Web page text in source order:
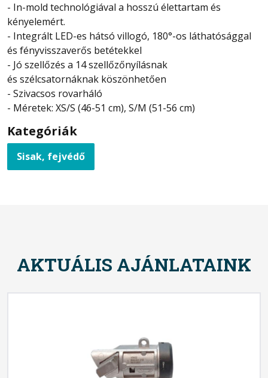
- In-mold technológiával a hosszú élettartam és
kényelemért.
- Integrált LED-es hátsó villogó, 180°-os láthatósággal
és fényvisszaverős betétekkel
- Jó szellőzés a 14 szellőzőnyílásnak
és szélcsatornáknak köszönhetően
- Szivacsos rovarháló
- Méretek: XS/S (46-51 cm), S/M (51-56 cm)
Kategóriák
Sisak, fejvédő
AKTUÁLIS AJÁNLATAINK